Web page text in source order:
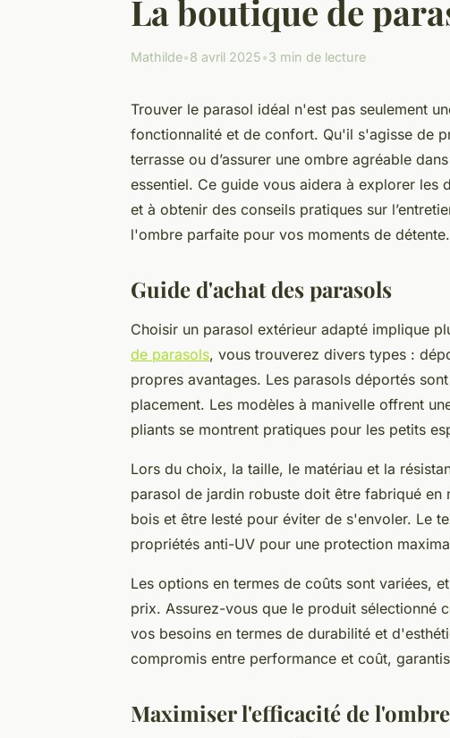
La boutique de
Mathilde•8 avril 2025•3 min de lecture
Trouver le parasol idéal n'est pas seulement
fonctionnalité et de confort. Qu'il s'agisse de
terrasse ou d’assurer une ombre agréable
essentiel. Ce guide vous aidera à explorer les
et à obtenir des conseils pratiques sur
l'ombre parfaite pour vos moments de détente.
Guide d'achat des parasols
Choisir un parasol extérieur adapté implique
de parasols, vous trouverez divers types :
propres avantages. Les parasols déportés
placement. Les modèles à manivelle offrent
pliants se montrent pratiques pour les petits
Lors du choix, la taille, le matériau et la
parasol de jardin robuste doit être fabriqué
bois et être lesté pour éviter de s'envoler. Le
propriétés anti-UV pour une protection
Les options en termes de coûts sont variées,
prix. Assurez-vous que le produit sélectionné
vos besoins en termes de durabilité et
compromis entre performance et coût,
Maximiser l'efficacité de l'ombre